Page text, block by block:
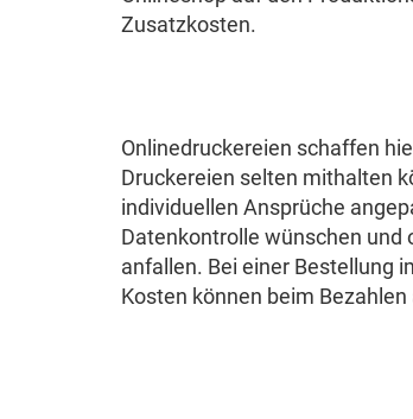
Zusatzkosten.
Onlinedruckereien schaffen
Druckereien selten mithalten
individuellen Ansprüche
Datenkontrolle wünschen und
anfallen. Bei einer Bestellung
Kosten können beim